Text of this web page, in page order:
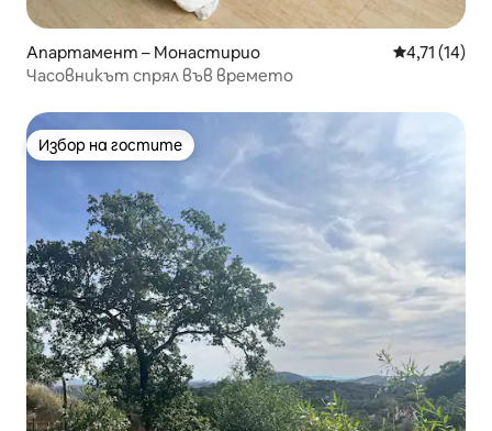
Апартамент – Монастирио Средна
4,71 (14)
Часовникът спрял във времето
Избор на гостите
Избор на гостите